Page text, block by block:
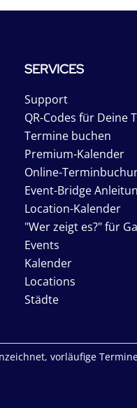
SERVICES
Support
QR-Codes für Deine
Termine buchen
Premium-Kalender
Online-
Event-Bridge
Location-Kalender
"Wer zeigt es?" für
Events
Kalender
Locations
Städte
vorläufige